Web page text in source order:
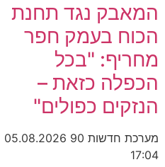
המאבק נגד תחנת
הכוח בעמק חפר
מחריף: "בכל
הכפלה כזאת –
הנזקים כפולים"
מערכת חדשות 90
05.08.2026
17:04